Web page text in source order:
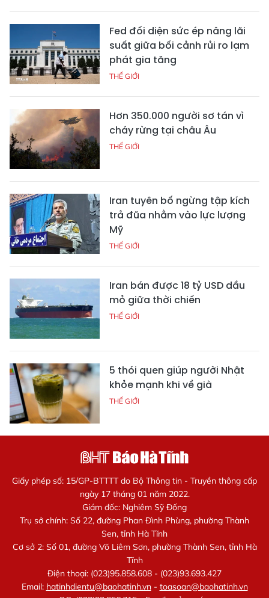
Fed đối diện sức ép nâng lãi
suất giữa bối cảnh rủi ro lạm
phát gia tăng
THẾ GIỚI
Hơn 350.000 người sơ tán vì
cháy rừng tại châu Âu
THẾ GIỚI
Iran tuyên bố ngừng tập kích
trả đũa nhằm vào lực lượng
Mỹ
THẾ GIỚI
Iran bán được 18 tỷ USD dầu
mỏ giữa thời chiến
THẾ GIỚI
5 thói quen giúp người Nhật
khỏe mạnh khi về già
THẾ GIỚI
Giấy phép số: 15/GP-BTTTT do Bộ Thông tin - Truyền thông cấp
ngày 17 tháng 01 năm 2022.
Giám đốc: Nghiêm Sỹ Đống
Trụ sở chính: Số 22, đường Phan Đình Phùng, phường Thành
Sen, tỉnh Hà Tĩnh
Cơ sở 2: Số 01, đường Võ Liêm Sơn, phường Thành Sen, tỉnh Hà
Tĩnh
Điện thoại: (023)95.858.608 - (023)93.693.427
Email: hatinhdientu@baohatinh.vn- toasoan@baohatinh.vn